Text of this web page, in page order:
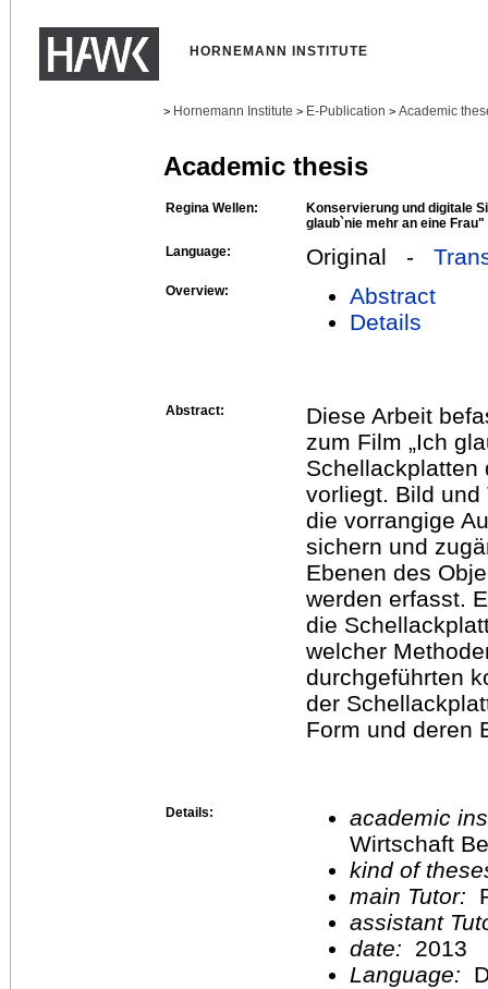
HORNEMANN INSTITUTE
> Hornemann Institute > E-Publication > Academic
Academic thesis
Regina Wellen:
Konservierung und digitale
glaub`nie mehr an eine Frau"
Language:
Original -
Overview:
Abstract
Details
Abstract:
Diese Arbeit
zum Film „Ich
Schellackplatten
vorliegt. Bild und
die vorrangige
sichern und
Ebenen des
werden erfasst.
die
welcher
durchgeführten
der
Form und deren
Details:
academic
Wirtschaft
kind of
main Tutor:
assistant
date:
2013
Language: